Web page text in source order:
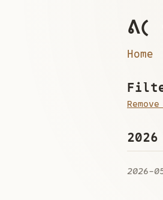
ᕕ(
Home
2026
2026-